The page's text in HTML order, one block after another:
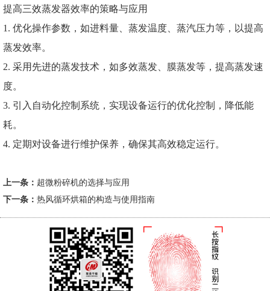
提高三效蒸发器效率的策略与应用
1. 优化操作参数，如进料量、蒸发温度、蒸汽压力等，以提高
蒸发效率。
2. 采用先进的蒸发技术，如多效蒸发、膜蒸发等，提高蒸发速
度。
3. 引入自动化控制系统，实现设备运行的优化控制，降低能
耗。
4. 定期对设备进行维护保养，确保其高效稳定运行。
上一条： 超微粉碎机的选择与应用
下一条： 热风循环烘箱的构造与使用指南